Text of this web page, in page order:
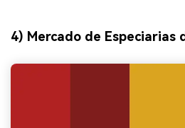
4) Mercado de Especiarias